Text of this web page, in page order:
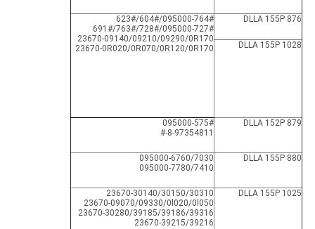
DLLA 155P 876
095000-764#/604#/623#
095000-727#/728#/763#/691#
23670-09140/09210/09290/0R170
23670-0R020/0R070/0R120/0R170
DLLA 155P 1028
DLLA 152P 879
095000-575#
8-97354811-#
DLLA 155P 880
095000-6760/7030
095000-7780/7410
DLLA 155P 1025
23670-30140/30150/30310
23670-09070/09330/0l020/0l050
23670-30280/39185/39186/39316
23670-39215/39216